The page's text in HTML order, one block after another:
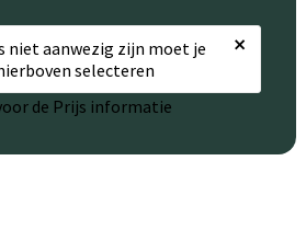
niet aanwezig zijn moet je
selecteren
×
de Prijs informatie